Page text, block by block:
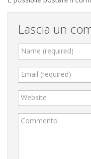
Lascia un
Name (required)
Email (required)
Website
Commento